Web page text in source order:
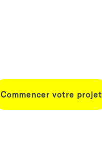
Commencer votre projet